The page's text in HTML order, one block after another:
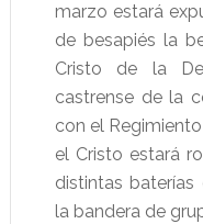
marzo estará
de besapiés la
Cristo de la
castrense de la
con el
el Cristo estará
distintas
la bandera de